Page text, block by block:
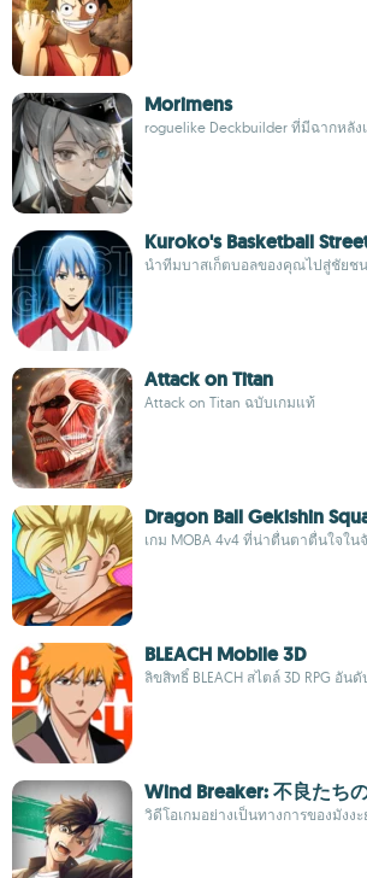
Morimens
roguelike Deckbuilder ที่มีฉากหลัง
Kuroko's Basketball
นำทีมบาสเก็ตบอลของคุณไปสู่ชัยช
Attack on Titan
Attack on Titan ฉบับเกมแท้
Dragon Ball Gekishin
เกม MOBA 4v4 ที่น่าตื่นตาตื่นใจใน
BLEACH Mobile 3D
ลิขสิทธิ์ BLEACH สไตล์ 3D RPG อันดั
Wind Breaker: 不良たち
วิดีโอเกมอย่างเป็นทางการของมังง